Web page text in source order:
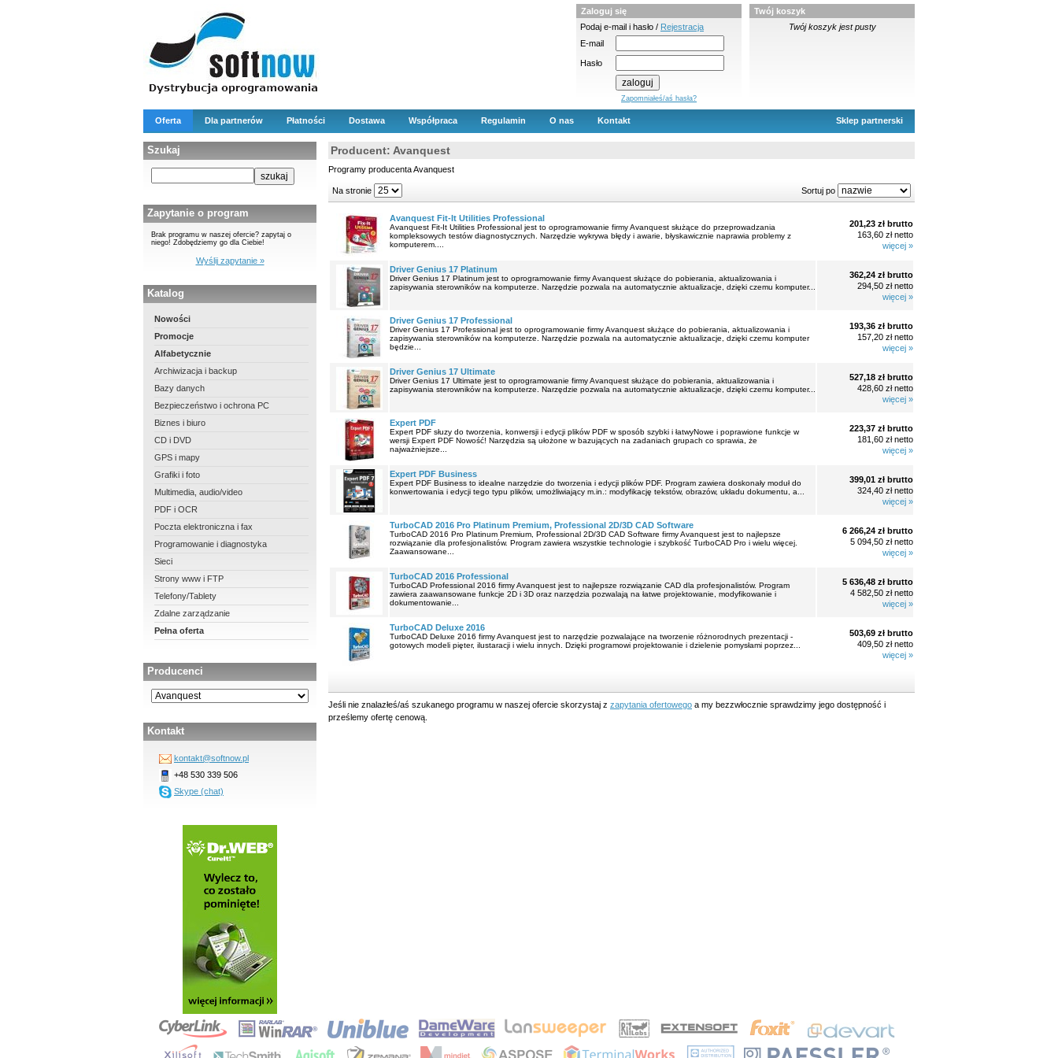
Zaloguj się
Podaj e-mail i hasło / Rejestracja
E-mail
Hasło
Zapomniałeś/aś hasła?
Twój koszyk
Twój koszyk jest pusty
Oferta Dla partnerów Płatności Dostawa Współpraca Regulamin O nas Kontakt Sklep partnerski
Szukaj
Zapytanie o program
Brak programu w naszej ofercie? zapytaj o
niego! Zdobędziemy go dla Ciebie!
Wyślij zapytanie »
Katalog
Nowości
Promocje
Alfabetycznie
Archiwizacja i backup
Bazy danych
Bezpieczeństwo i ochrona PC
Biznes i biuro
CD i DVD
GPS i mapy
Grafiki i foto
Multimedia, audio/video
PDF i OCR
Poczta elektroniczna i fax
Programowanie i diagnostyka
Sieci
Strony www i FTP
Telefony/Tablety
Zdalne zarządzanie
Pełna oferta
Producenci
Kontakt
kontakt@softnow.pl
+48 530 339 506
Skype (chat)
Producent: Avanquest
Programy producenta Avanquest
Na stronie Sortuj po
Avanquest Fit-It Utilities Professional
Avanquest Fit-It Utilities Professional jest to oprogramowanie firmy Avanquest służące do przeprowadzania
kompleksowych testów diagnostycznych. Narzędzie wykrywa błędy i awarie, błyskawicznie naprawia problemy z
komputerem....
201,23 zł brutto
163,60 zł netto
więcej »
Driver Genius 17 Platinum
Driver Genius 17 Platinum jest to oprogramowanie firmy Avanquest służące do pobierania, aktualizowania i
zapisywania sterowników na komputerze. Narzędzie pozwala na automatycznie aktualizacje, dzięki czemu komputer...
362,24 zł brutto
294,50 zł netto
więcej »
Driver Genius 17 Professional
Driver Genius 17 Professional jest to oprogramowanie firmy Avanquest służące do pobierania, aktualizowania i
zapisywania sterowników na komputerze. Narzędzie pozwala na automatycznie aktualizacje, dzięki czemu komputer
będzie...
193,36 zł brutto
157,20 zł netto
więcej »
Driver Genius 17 Ultimate
Driver Genius 17 Ultimate jest to oprogramowanie firmy Avanquest służące do pobierania, aktualizowania i
zapisywania sterowników na komputerze. Narzędzie pozwala na automatycznie aktualizacje, dzięki czemu komputer...
527,18 zł brutto
428,60 zł netto
więcej »
Expert PDF
Expert PDF słuzy do tworzenia, konwersji i edycji plików PDF w sposób szybki i łatwyNowe i poprawione funkcje w
wersji Expert PDF Nowość! Narzędzia są ułożone w bazujących na zadaniach grupach co sprawia, że
najważniejsze...
223,37 zł brutto
181,60 zł netto
więcej »
Expert PDF Business
Expert PDF Business to idealne narzędzie do tworzenia i edycji plików PDF. Program zawiera doskonały moduł do
konwertowania i edycji tego typu plików, umożliwiający m.in.: modyfikację tekstów, obrazów, układu dokumentu, a...
399,01 zł brutto
324,40 zł netto
więcej »
TurboCAD 2016 Pro Platinum Premium, Professional 2D/3D CAD Software
TurboCAD 2016 Pro Platinum Premium, Professional 2D/3D CAD Software firmy Avanquest jest to najlepsze
rozwiązanie dla profesjonalistów. Program zawiera wszystkie technologie i szybkość TurboCAD Pro i wielu więcej.
Zaawansowane...
6 266,24 zł brutto
5 094,50 zł netto
więcej »
TurboCAD 2016 Professional
TurboCAD Professional 2016 firmy Avanquest jest to najlepsze rozwiązanie CAD dla profesjonalistów. Program
zawiera zaawansowane funkcje 2D i 3D oraz narzędzia pozwalają na łatwe projektowanie, modyfikowanie i
dokumentowanie...
5 636,48 zł brutto
4 582,50 zł netto
więcej »
TurboCAD Deluxe 2016
TurboCAD Deluxe 2016 firmy Avanquest jest to narzędzie pozwalające na tworzenie różnorodnych prezentacji -
gotowych modeli pięter, ilustaracji i wielu innych. Dzięki programowi projektowanie i dzielenie pomysłami poprzez...
503,69 zł brutto
409,50 zł netto
więcej »
Jeśli nie znalazłeś/aś szukanego programu w naszej ofercie skorzystaj z zapytania ofertowego a my bezzwłocznie sprawdzimy jego dostępność i
prześlemy ofertę cenową.